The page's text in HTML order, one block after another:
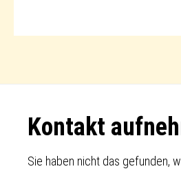
Footer
Kontakt
Sie haben nicht das gefunden,